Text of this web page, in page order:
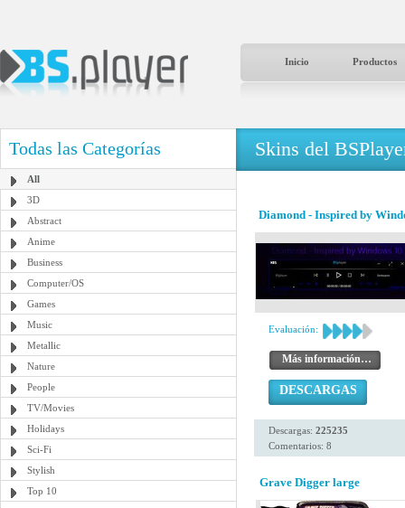
Inicio Productos
Todas las Categorías
All
3D
Abstract
Anime
Business
Computer/OS
Games
Music
Metallic
Nature
People
TV/Movies
Holidays
Sci-Fi
Stylish
Top 10
Skins del
Diamond - Inspired by
Evaluación:
Más información…
DESCARGAS
Descargas: 225235
Comentarios: 8
Grave Digger large